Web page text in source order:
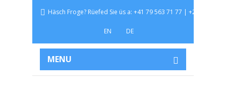
Häsch Froge? Rüefed Sie üs a: +41 79 563 71 77 | +254 729
EN DE
MENU